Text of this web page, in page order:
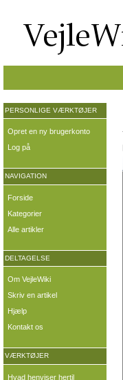
PERSONLIGE VÆRKTØJER
Opret en ny brugerkonto
Log på
NAVIGATION
Forside
Kategorier
Alle artikler
DELTAGELSE
Om VejleWiki
Skriv en artikel
Hjælp
Kontakt os
VÆRKTØJER
Hvad henviser hertil